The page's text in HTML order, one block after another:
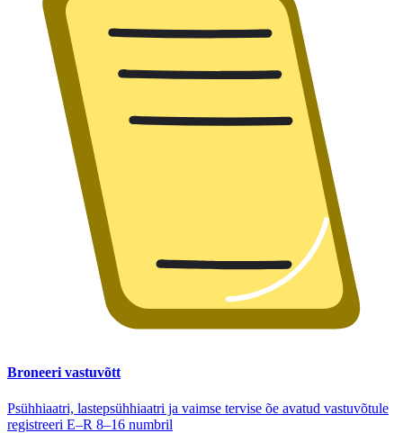
Broneeri vastuvõtt
Psühhiaatri, lastepsühhiaatri ja vaimse tervise õe avatud vastuvõtule
registreeri E–R 8–16 numbril